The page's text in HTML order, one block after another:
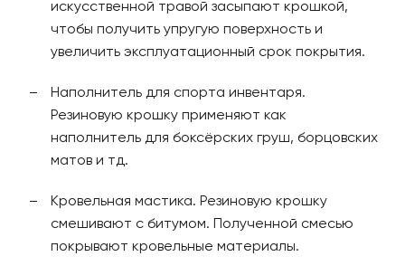
искусственной травой засыпают крошкой,
чтобы получить упругую поверхность и
увеличить эксплуатационный срок покрытия.
Наполнитель для спорта инвентаря.
Резиновую крошку применяют как
наполнитель для боксёрских груш, борцовских
матов и тд.
Кровельная мастика. Резиновую крошку
смешивают с битумом. Полученной смесью
покрывают кровельные материалы.